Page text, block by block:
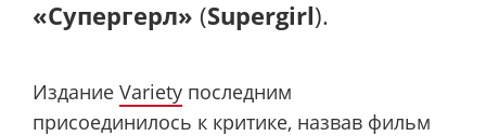
«Супергерл» (Supergirl).
Издание Variety последним
присоединилось к критике, назвав фильм